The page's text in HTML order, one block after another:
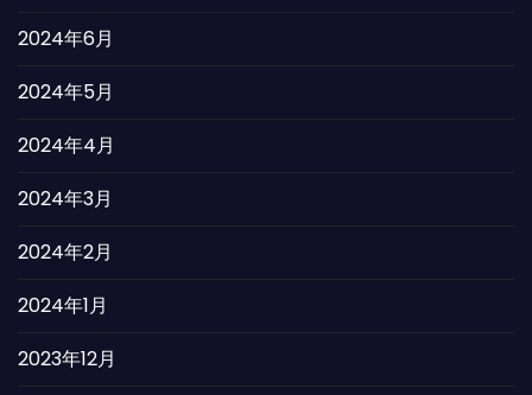
2024年6月
2024年5月
2024年4月
2024年3月
2024年2月
2024年1月
2023年12月